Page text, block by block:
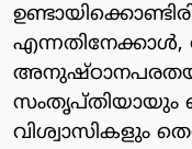
എന്നതിനേക്കാള്‍,
സംതൃപ്തിയായും
വിശ്വാസികളും